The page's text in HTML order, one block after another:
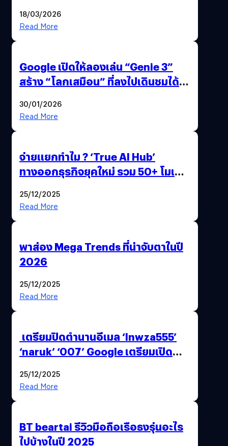
18/03/2026
Read More
Google เปิดให้ลองเล่น “Genie 3”
สร้าง “โลกเสมือน” ที่ลงไปเดินชมได้
30/01/2026
Read More
จ่ายแยกทำไม ? ‘True AI Hub’
ทางออกธุรกิจยุคใหม่ รวม 50+ โมเดล
25/12/2025
Read More
พาส่อง Mega Trends ที่น่าจับตาในปี
2026
25/12/2025
Read More
เตรียมปิดตำนานอีเมล ‘lnwza555’
‘naruk’ ‘007’ Google เตรียมเปิด
25/12/2025
Read More
BT beartai รีวิวมือถือเรือธงรุ่นอะไร
ไปบ้างในปี 2025